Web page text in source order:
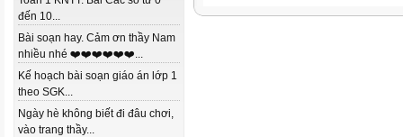
đến 10...
Bài soạn hay. Cảm ơn thầy Nam
nhiều nhé ❤️❤️❤️❤️❤️❤️...
Kế hoạch bài soạn giáo án lớp 1
theo SGK...
Ngày hè không biết đi đâu chơi,
vào trang thầy...